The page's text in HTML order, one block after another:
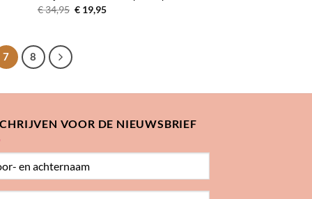
€34,95 Oorspronkelijke
prijs
€ 19,95Huidige
7 8
VOOR DE NIEUWSBRIEF